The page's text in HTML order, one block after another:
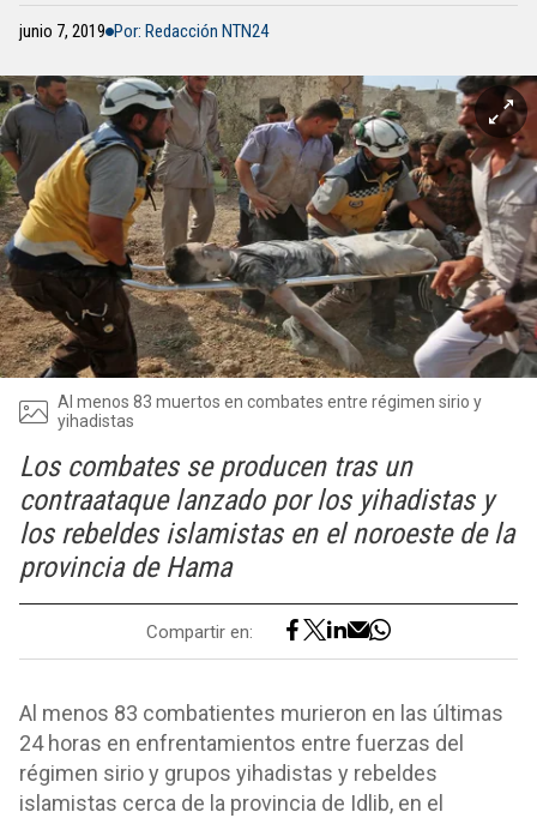
junio 7, 2019 Por: Redacción NTN24
Al menos 83 muertos en combates entre régimen sirio y
yihadistas
Los combates se producen tras un
contraataque lanzado por los yihadistas y
los rebeldes islamistas en el noroeste de la
provincia de Hama
Compartir en:
Al menos 83 combatientes murieron en las últimas
24 horas en enfrentamientos entre fuerzas del
régimen sirio y grupos yihadistas y rebeldes
islamistas cerca de la provincia de Idlib, en el